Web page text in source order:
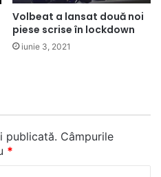
Volbeat a lansat două noi
piese scrise în lockdown
iunie 3, 2021
publicată. Câmpurile
*